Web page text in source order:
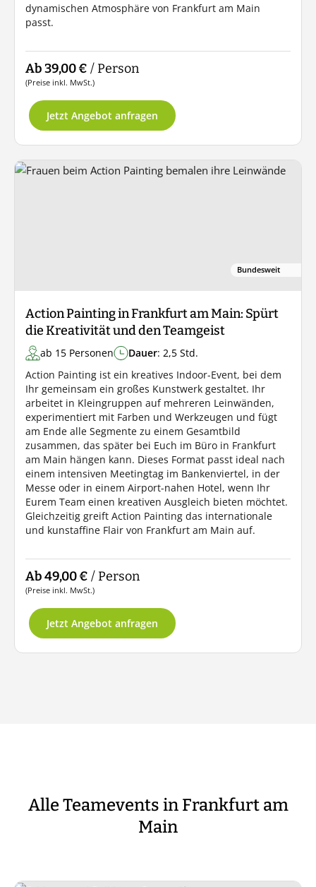
dynamischen Atmosphäre von Frankfurt am Main
passt.
Ab 39,00 € / Person
(Preise inkl. MwSt.)
Jetzt Angebot anfragen
Bundesweit
Action Painting in Frankfurt am Main: Spürt
die Kreativität und den Teamgeist
ab 15 Personen Dauer: 2,5 Std.
Action Painting ist ein kreatives Indoor-Event, bei dem
Ihr gemeinsam ein großes Kunstwerk gestaltet. Ihr
arbeitet in Kleingruppen auf mehreren Leinwänden,
experimentiert mit Farben und Werkzeugen und fügt
am Ende alle Segmente zu einem Gesamtbild
zusammen, das später bei Euch im Büro in Frankfurt
am Main hängen kann. Dieses Format passt ideal nach
einem intensiven Meetingtag im Bankenviertel, in der
Messe oder in einem Airport-nahen Hotel, wenn Ihr
Eurem Team einen kreativen Ausgleich bieten möchtet.
Gleichzeitig greift Action Painting das internationale
und kunstaffine Flair von Frankfurt am Main auf.
Ab 49,00 € / Person
(Preise inkl. MwSt.)
Jetzt Angebot anfragen
Alle Teamevents in Frankfurt am
Main